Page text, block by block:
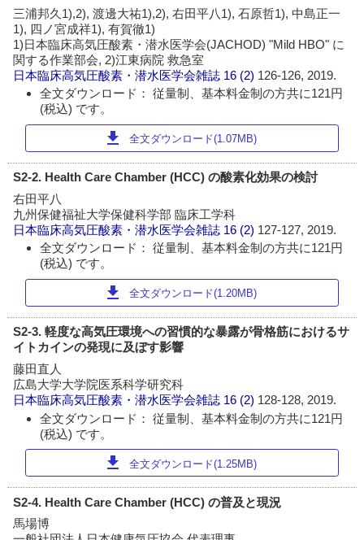
三浦邦久1),2), 渡邊大祐1),2), 右田平八1), 石原哲1), 中島正一
1), 四ノ宮成祥1), 有賀徹1)
1)日本臨床高気圧酸素・潜水医学会(JACHOD) "Mild HBO" に
関する作業部会, 2)江東病院 救急室
日本臨床高気圧酸素・潜水医学会雑誌 16 (2) 126-126, 2019.
全文ダウンロード： 従量制、基本料金制の方共に121円
(税込) です。
download 全文ダウンロード(1.07MB)
S2-2. Health Care Chamber (HCC) の酸素化効果の検討
右田平八
九州保健福祉大学保健科学部 臨床工学科
日本臨床高気圧酸素・潜水医学会雑誌 16 (2) 127-127, 2019.
全文ダウンロード： 従量制、基本料金制の方共に121円
(税込) です。
download 全文ダウンロード(1.20MB)
S2-3. 軽度な高気圧環境への習慣的な暴露が骨格筋におけるサ
イトカインの発現に及ぼす影響
藤田直人
広島大学大学院医系科学研究科
日本臨床高気圧酸素・潜水医学会雑誌 16 (2) 128-128, 2019.
全文ダウンロード： 従量制、基本料金制の方共に121円
(税込) です。
download 全文ダウンロード(1.25MB)
S2-4. Health Care Chamber (HCC) の普及と現況
馬場博